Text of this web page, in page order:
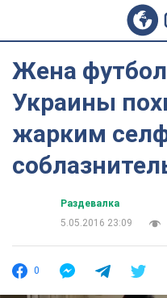
Жена
Украины
жарким
Раздевалка
5.05.2016 23:09
0